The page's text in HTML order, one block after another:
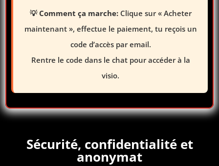
💡 Comment ça marche:Clique sur « Acheter
maintenant », effectue le paiement, tu reçois un
code d’accès par email.
Rentre le code dans le chat pour accéder à la
visio.
Sécurité, confidentialité et
anonymat